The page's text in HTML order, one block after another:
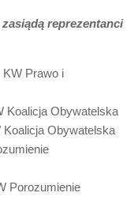
reprezentanci
Prawo i
Koalicja Obywatelska
Obywatelska
Porozumienie